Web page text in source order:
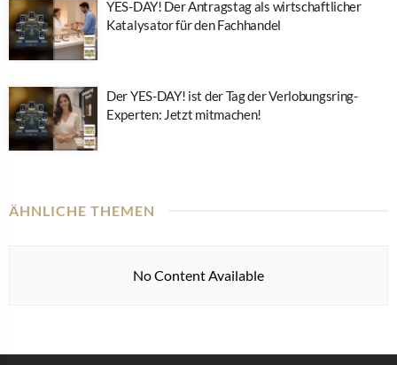
YES-DAY! Der Antragstag als wirtschaftlicher
Katalysator für den Fachhandel
Der YES-DAY! ist der Tag der Verlobungsring-
Experten: Jetzt mitmachen!
ÄHNLICHE THEMEN
No Content Available